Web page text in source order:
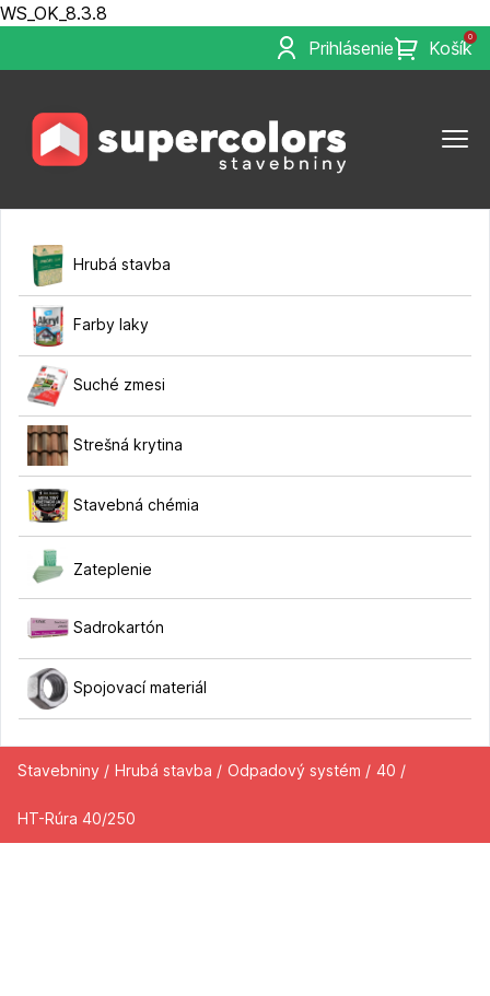
WS_OK_8.3.8
Prihlásenie
0
Košík
Hrubá stavba
Farby laky
Suché zmesi
Strešná krytina
Stavebná chémia
Zateplenie
Sadrokartón
Spojovací materiál
Stavebniny / Hrubá stavba / Odpadový systém / 40 /
HT-Rúra 40/250